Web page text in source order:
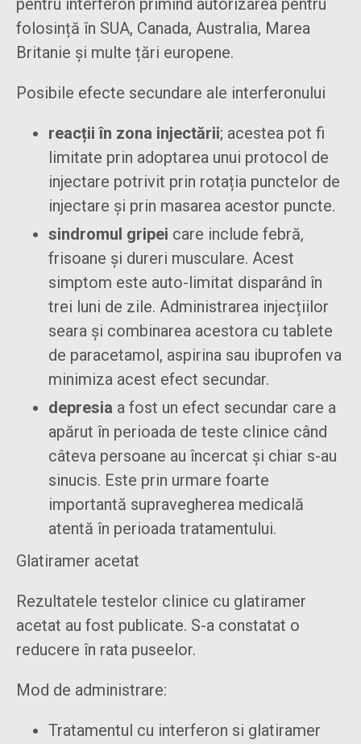
folosință în SUA, Canada, Australia, Marea
Britanie și multe țări europene.
Posibile efecte secundare ale interferonului
reacții în zona injectării; acestea pot fi
limitate prin adoptarea unui protocol de
injectare potrivit prin rotația punctelor de
injectare și prin masarea acestor puncte.
sindromul gripei care include febră,
frisoane și dureri musculare. Acest
simptom este auto-limitat disparând în
trei luni de zile. Administrarea injecțiilor
seara și combinarea acestora cu tablete
de paracetamol, aspirina sau ibuprofen va
minimiza acest efect secundar.
depresia a fost un efect secundar care a
apărut în perioada de teste clinice când
câteva persoane au încercat și chiar s-au
sinucis. Este prin urmare foarte
importantă supravegherea medicală
atentă în perioada tratamentului.
Glatiramer acetat
Rezultatele testelor clinice cu glatiramer
acetat au fost publicate. S-a constatat o
reducere în rata puseelor.
Mod de administrare:
Tratamentul cu interferon si glatiramer